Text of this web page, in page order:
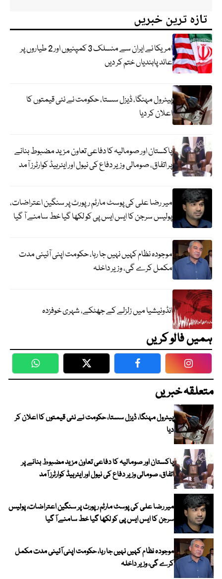
تازہ ترین خبریں
امریکا نے ایران سے منسلک 3 کمپنیوں اور 2 طیاروں پر
عائد پابندیاں ختم کر دیں
پیٹرول مہنگا، ڈیزل سستا، حکومت نے نئی قیمتوں کا
اعلان کر دیا
پاکستان اور صومالیہ کا دفاعی تعاون مزید مضبوط بنانے
پر اتفاق، صومالی وزیر دفاع کی نیول اور ایئرہیڈ کوارٹرز آمد
میر رضا علی کی پوسٹ مارٹم رپورٹ پر سنگین اعتراضات،
پولیس سرجن کا ایس ایس پی کو لکھا گیا خط سامنے آ گیا
موجودہ نظام کہیں نہیں جا رہا، حکومت اپنی آئینی مدت
مکمل کرے گی، وزیر داخلہ
انڈونیشیا میں زلزلے کے جھٹکے، شہری خوفزدہ
ہمیں فالو کریں
WhatsApp Twitter Facebook
متعلقہ خبریں
پیٹرول مہنگا، ڈیزل سستا، حکومت نے نئی قیمتوں کا اعلان کر
دیا
پاکستان اور صومالیہ کا دفاعی تعاون مزید مضبوط بنانے پر
اتفاق، صومالی وزیر دفاع کی نیول اور ایئرہیڈ کوارٹرز آمد
میر رضا علی کی پوسٹ مارٹم رپورٹ پر سنگین اعتراضات، پولیس
سرجن کا ایس ایس پی کو لکھا گیا خط سامنے آ گیا
موجودہ نظام کہیں نہیں جا رہا، حکومت اپنی آئینی مدت مکمل
کرے گی، وزیر داخلہ